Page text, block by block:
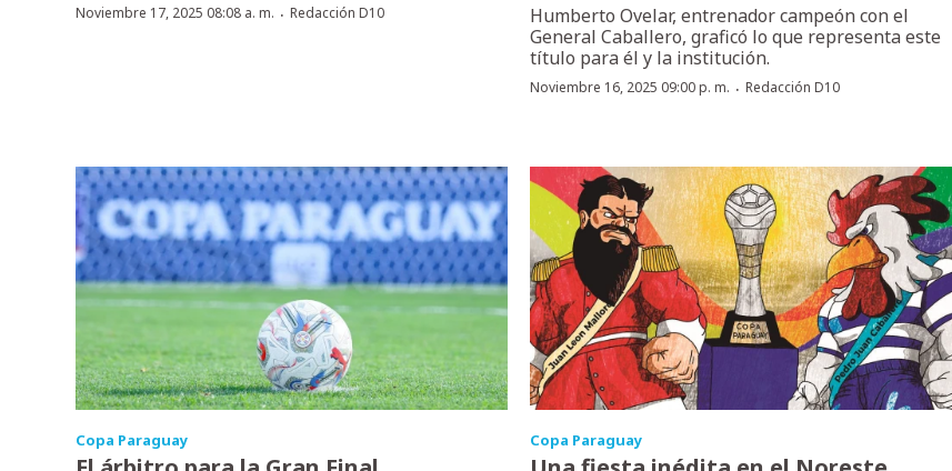
Noviembre 17, 2025 08:08 a. m. · Redacción D10
Humberto Ovelar, entrenador campeón con el
General Caballero, graficó lo que representa este
título para él y la institución.
Noviembre 16, 2025 09:00 p. m. ·Redacción D10
Copa Paraguay Copa Paraguay